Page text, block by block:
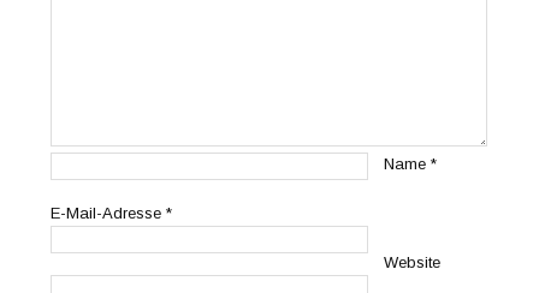
Name*
E-Mail-Adresse*
Website